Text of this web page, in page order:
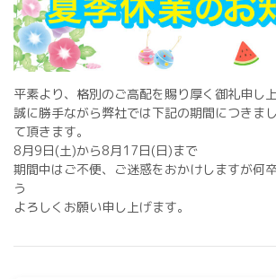
平素より、格別のご高配を賜り厚く御礼申し上
誠に勝手ながら弊社では下記の期間につきま
て頂きます。
8月9日(土)から8月17日(日)まで
期間中はご不便、ご迷惑をおかけしますが何
う
よろしくお願い申し上げます。